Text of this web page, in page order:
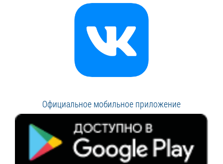
Официальное мобильное приложение